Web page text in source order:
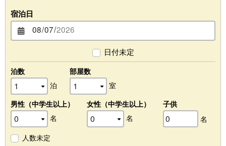
宿泊日
日付未定
泊数
泊
部屋数
室
男性（中学生以上）
名
女性（中学生以上）
名
子供
名
人数未定